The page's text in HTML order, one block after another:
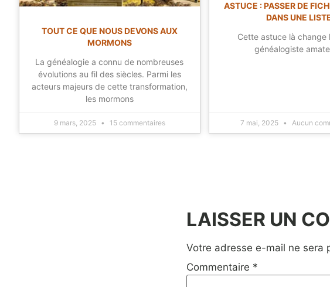
TOUT CE QUE NOUS DEVONS AUX
MORMONS
La généalogie a connu de nombreuses
évolutions au fil des siècles. Parmi les
acteurs majeurs de cette transformation,
les mormons
9 mars, 2025 15 commentaires
ASTUCE : PASSER DE
DANS UNE
Cette astuce là change
généalogiste
7 mai, 2025 Aucun
LAISSER UN
Votre adresse e-mail ne sera
Commentaire *